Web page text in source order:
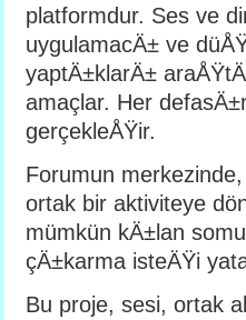
platformdur. Ses ve
uygulamacÄ± ve
yaptÄ±klarÄ±
amaçlar. Her
gerçekleÅŸir.
Forumun
ortak bir aktiviteye
mümkün kÄ±lan
çÄ±karma isteÄŸi
Bu proje, sesi, ortak